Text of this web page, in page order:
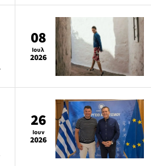
08
Ιουλ
2026
26
Ιουν
2026